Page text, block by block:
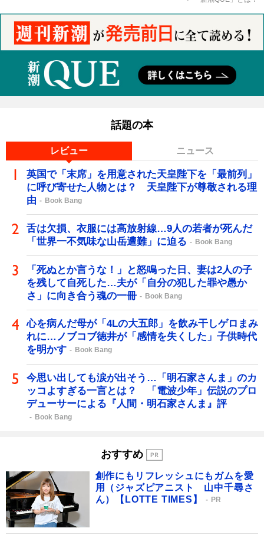
話題の本
レビュー ニュース
英国で「末席」を用意された天皇陛下を「最前列」
に呼び寄せた人物とは？ 天皇陛下が尊敬される理
由
Book Bang
舌は欠損、衣服には高放射線…9人の若者が死んだ
「世界一不気味な山岳遭難」に迫る
Book Bang
「死ぬとか言うな！」と怒鳴った日、妻は2人の子
を残して自死した…夫が「自分の犯した罪や愚か
さ」に向き合う魂の一冊
Book Bang
心を病んだ母が「4Lの大五郎」を飲み干しゲロまみ
れに…ノブコブ徳井が「感情を失くした」子供時代
を明かす
Book Bang
今思い出しても涙が出そう…「明石家さんま」のカ
ッコよすぎる一言とは？ 「電波少年」伝説のプロ
デューサーによる『人間・明石家さんま』評
Book Bang
おすすめ
創作にもリフレッシュにもガムを愛
用（ジャズピアニスト 山中千尋さ
ん）【LOTTE TIMES】
PR